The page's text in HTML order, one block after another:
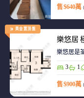
售 $640萬
黃金置頂盤
樂悠居
樂悠居是
3 1
售 $900萬